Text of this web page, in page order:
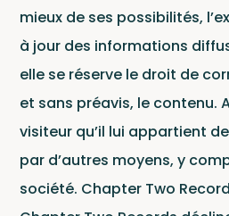
mieux de ses possibilités,
à jour des informations
elle se réserve le droit de
et sans préavis, le contenu.
visiteur qu’il lui appartient
par d’autres moyens, y
société. Chapter Two